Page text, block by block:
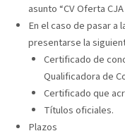
asunto “CV Oferta CJA
En el caso de pasar
presentarse la
Certificado de
Qualificadora de
Certificado que
Títulos oficiales.
Plazos